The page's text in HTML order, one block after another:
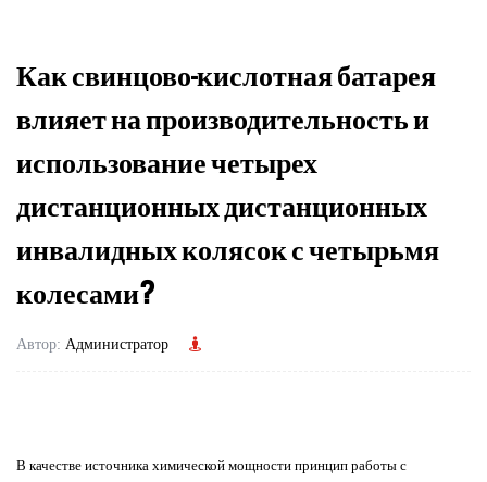
Как свинцово-кислотная батарея
влияет на производительность и
использование четырех
дистанционных дистанционных
инвалидных колясок с четырьмя
колесами? ​
Автор: Администратор
В качестве источника химической мощности принцип работы с